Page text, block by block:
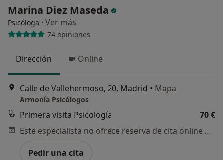
Marina Diez Maseda
Psicóloga · Ver más
74 opiniones
Dirección Online
Calle de Vallehermoso, 20, Madrid • Mapa
Armonía Psicólogos
Primera visita Psicología
70 €
Este especialista no ofrece reserva de cita online en esta dirección.
Pedir una cita